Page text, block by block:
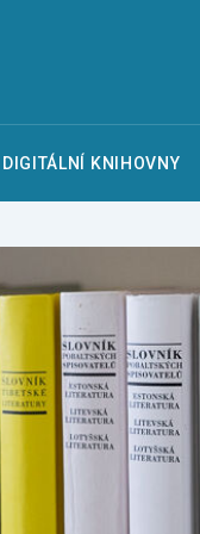
DIGITÁLNÍ KNIHOVNY